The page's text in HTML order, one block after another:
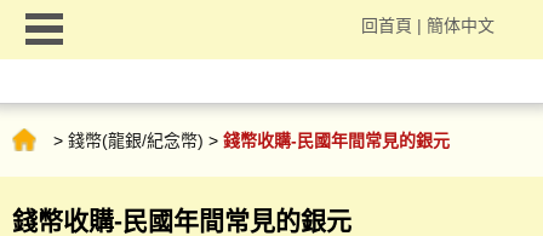
回首頁 | 簡体中文
> 錢幣(龍銀/紀念幣) > 錢幣收購-民國年間常見的銀元
錢幣收購-民國年間常見的銀元